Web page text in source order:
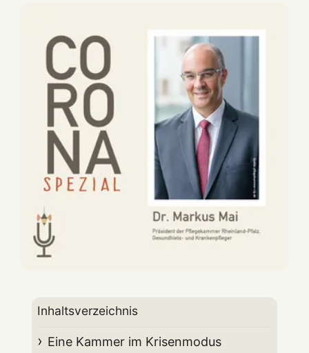
Inhaltsverzeichnis
Eine Kammer im Krisenmodus